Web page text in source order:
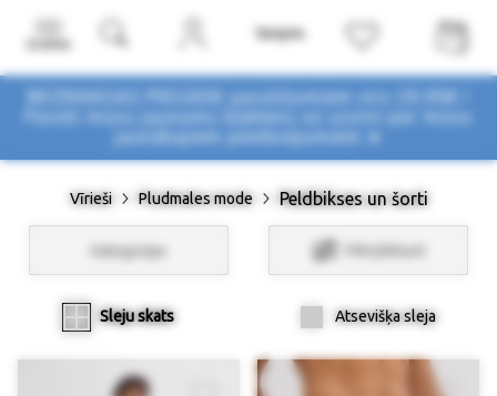
BEZMAKSAS PIEGĀDE pasūtījumiem virs 29,90€ !
Pasūti mūsu jaunumu biļetenu un uzzini par mūsu
Vīrieši Pludmales mode Peldbikses un šorti
Kategorijas Filtri/Atlasīt
Sleju skats Atsevišķa sleja